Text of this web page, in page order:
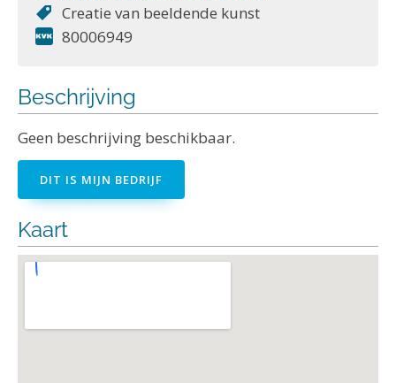
Creatie van beeldende kunst
80006949
Beschrijving
Geen beschrijving beschikbaar.
DIT IS MIJN BEDRIJF
Kaart